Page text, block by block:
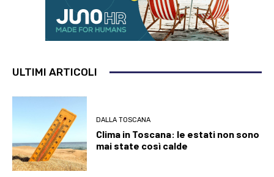
ULTIMI ARTICOLI
DALLA TOSCANA
Clima in Toscana: le estati non sono
mai state così calde